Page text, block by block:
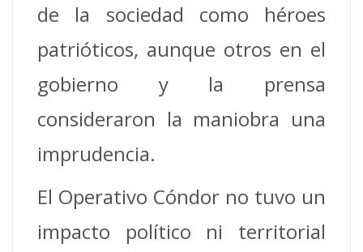
de la sociedad como héroes
patrióticos, aunque otros en el
gobierno y la prensa
consideraron la maniobra una
imprudencia.
El Operativo Cóndor no tuvo un
impacto político ni territorial